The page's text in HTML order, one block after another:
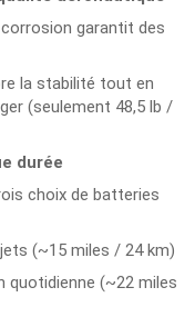
garantit des
la stabilité tout en
(seulement 48,5 lb /
durée
choix de batteries
(~15 miles / 24 km)
quotidienne (~22 miles